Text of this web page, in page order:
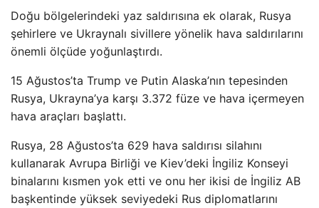
Doğu bölgelerindeki yaz saldırısına ek olarak, Rusya
şehirlere ve Ukraynalı sivillere yönelik hava saldırılarını
önemli ölçüde yoğunlaştırdı.
15 Ağustos’ta Trump ve Putin Alaska’nın tepesinden
Rusya, Ukrayna’ya karşı 3.372 füze ve hava içermeyen
hava araçları başlattı.
Rusya, 28 Ağustos’ta 629 hava saldırısı silahını
kullanarak Avrupa Birliği ve Kiev’deki İngiliz Konseyi
binalarını kısmen yok etti ve onu her ikisi de İngiliz AB
başkentinde yüksek seviyedeki Rus diplomatlarını